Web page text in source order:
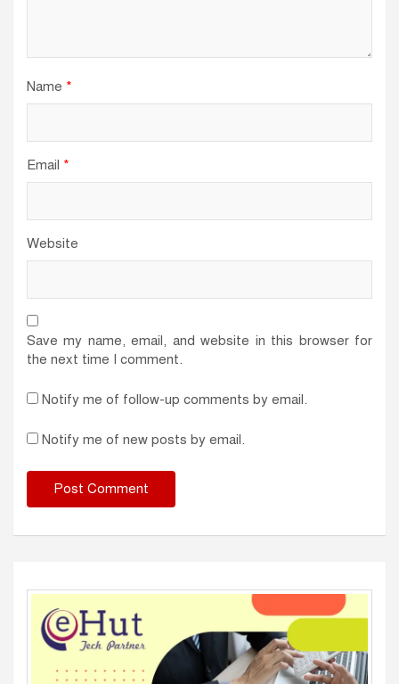
Name *
Email *
Website
Save my name, email, and website in this browser for
the next time I comment.
Notify me of follow-up comments by email.
Notify me of new posts by email.